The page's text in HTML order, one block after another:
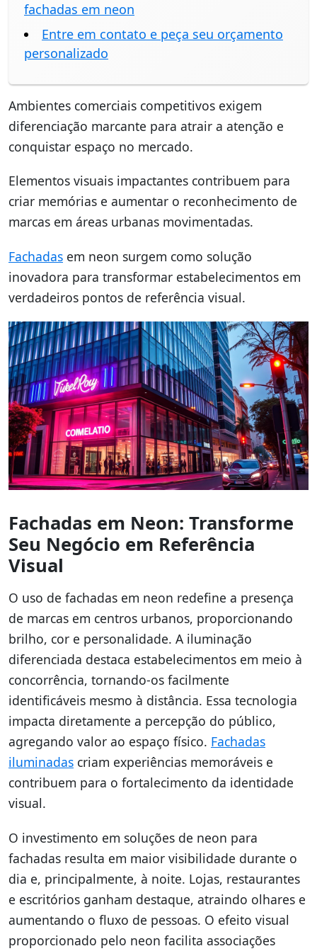
fachadas em neon
Entre em contato e peça seu orçamento
personalizado
Ambientes comerciais competitivos exigem
diferenciação marcante para atrair a atenção e
conquistar espaço no mercado.
Elementos visuais impactantes contribuem para
criar memórias e aumentar o reconhecimento de
marcas em áreas urbanas movimentadas.
Fachadas em neon surgem como solução
inovadora para transformar estabelecimentos em
verdadeiros pontos de referência visual.
Fachadas em Neon: Transforme
Seu Negócio em Referência
Visual
O uso de fachadas em neon redefine a presença
de marcas em centros urbanos, proporcionando
brilho, cor e personalidade. A iluminação
diferenciada destaca estabelecimentos em meio à
concorrência, tornando-os facilmente
identificáveis mesmo à distância. Essa tecnologia
impacta diretamente a percepção do público,
agregando valor ao espaço físico. Fachadas
iluminadas criam experiências memoráveis e
contribuem para o fortalecimento da identidade
visual.
O investimento em soluções de neon para
fachadas resulta em maior visibilidade durante o
dia e, principalmente, à noite. Lojas, restaurantes
e escritórios ganham destaque, atraindo olhares e
aumentando o fluxo de pessoas. O efeito visual
proporcionado pelo neon facilita associações